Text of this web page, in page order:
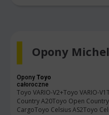
Opony
Opony Toyo
całoroczne
Toyo VARIO-V2+Toyo VARIO-V1
Country A20Toyo Open
CargoToyo Celsius AS2Toyo